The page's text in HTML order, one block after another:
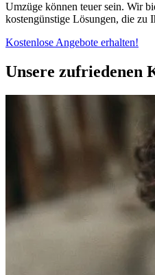
Umzüge können teuer sein. Wir
kostengünstige Lösungen, die zu
Kostenlose Angebote erhalten!
Unsere zufriedenen